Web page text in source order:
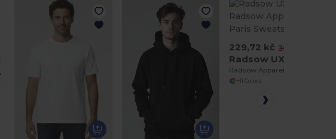
229,72 kč 304,83 kč
Radsow UXX03
+11 Colors